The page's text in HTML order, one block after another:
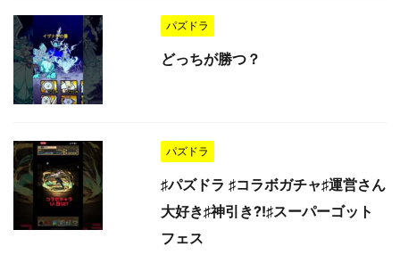
パズドラ
どっちが勝つ？
パズドラ
♯パズドラ ♯コラボガチャ♯運営さん
大好き♯神引き⁈♯スーパーゴット
フェス